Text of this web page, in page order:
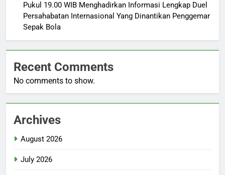
Pukul 19.00 WIB Menghadirkan Informasi Lengkap Duel
Persahabatan Internasional Yang Dinantikan Penggemar
Sepak Bola
Recent Comments
No comments to show.
Archives
August 2026
July 2026